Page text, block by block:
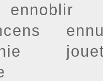
ennoblir